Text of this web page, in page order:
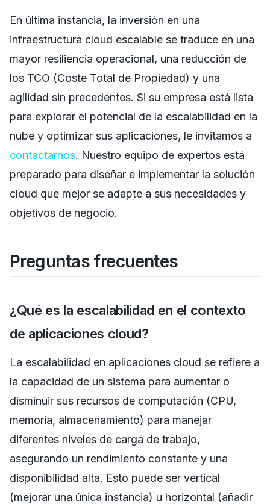
En última instancia, la inversión en una
infraestructura cloud escalable se traduce en una
mayor resiliencia operacional, una reducción de
los TCO (Coste Total de Propiedad) y una
agilidad sin precedentes. Si su empresa está lista
para explorar el potencial de la escalabilidad en la
nube y optimizar sus aplicaciones, le invitamos a
contactarnos. Nuestro equipo de expertos está
preparado para diseñar e implementar la solución
cloud que mejor se adapte a sus necesidades y
objetivos de negocio.
Preguntas frecuentes
¿Qué es la escalabilidad en el contexto
de aplicaciones cloud?
La escalabilidad en aplicaciones cloud se refiere a
la capacidad de un sistema para aumentar o
disminuir sus recursos de computación (CPU,
memoria, almacenamiento) para manejar
diferentes niveles de carga de trabajo,
asegurando un rendimiento constante y una
disponibilidad alta. Esto puede ser vertical
(mejorar una única instancia) u horizontal (añadir